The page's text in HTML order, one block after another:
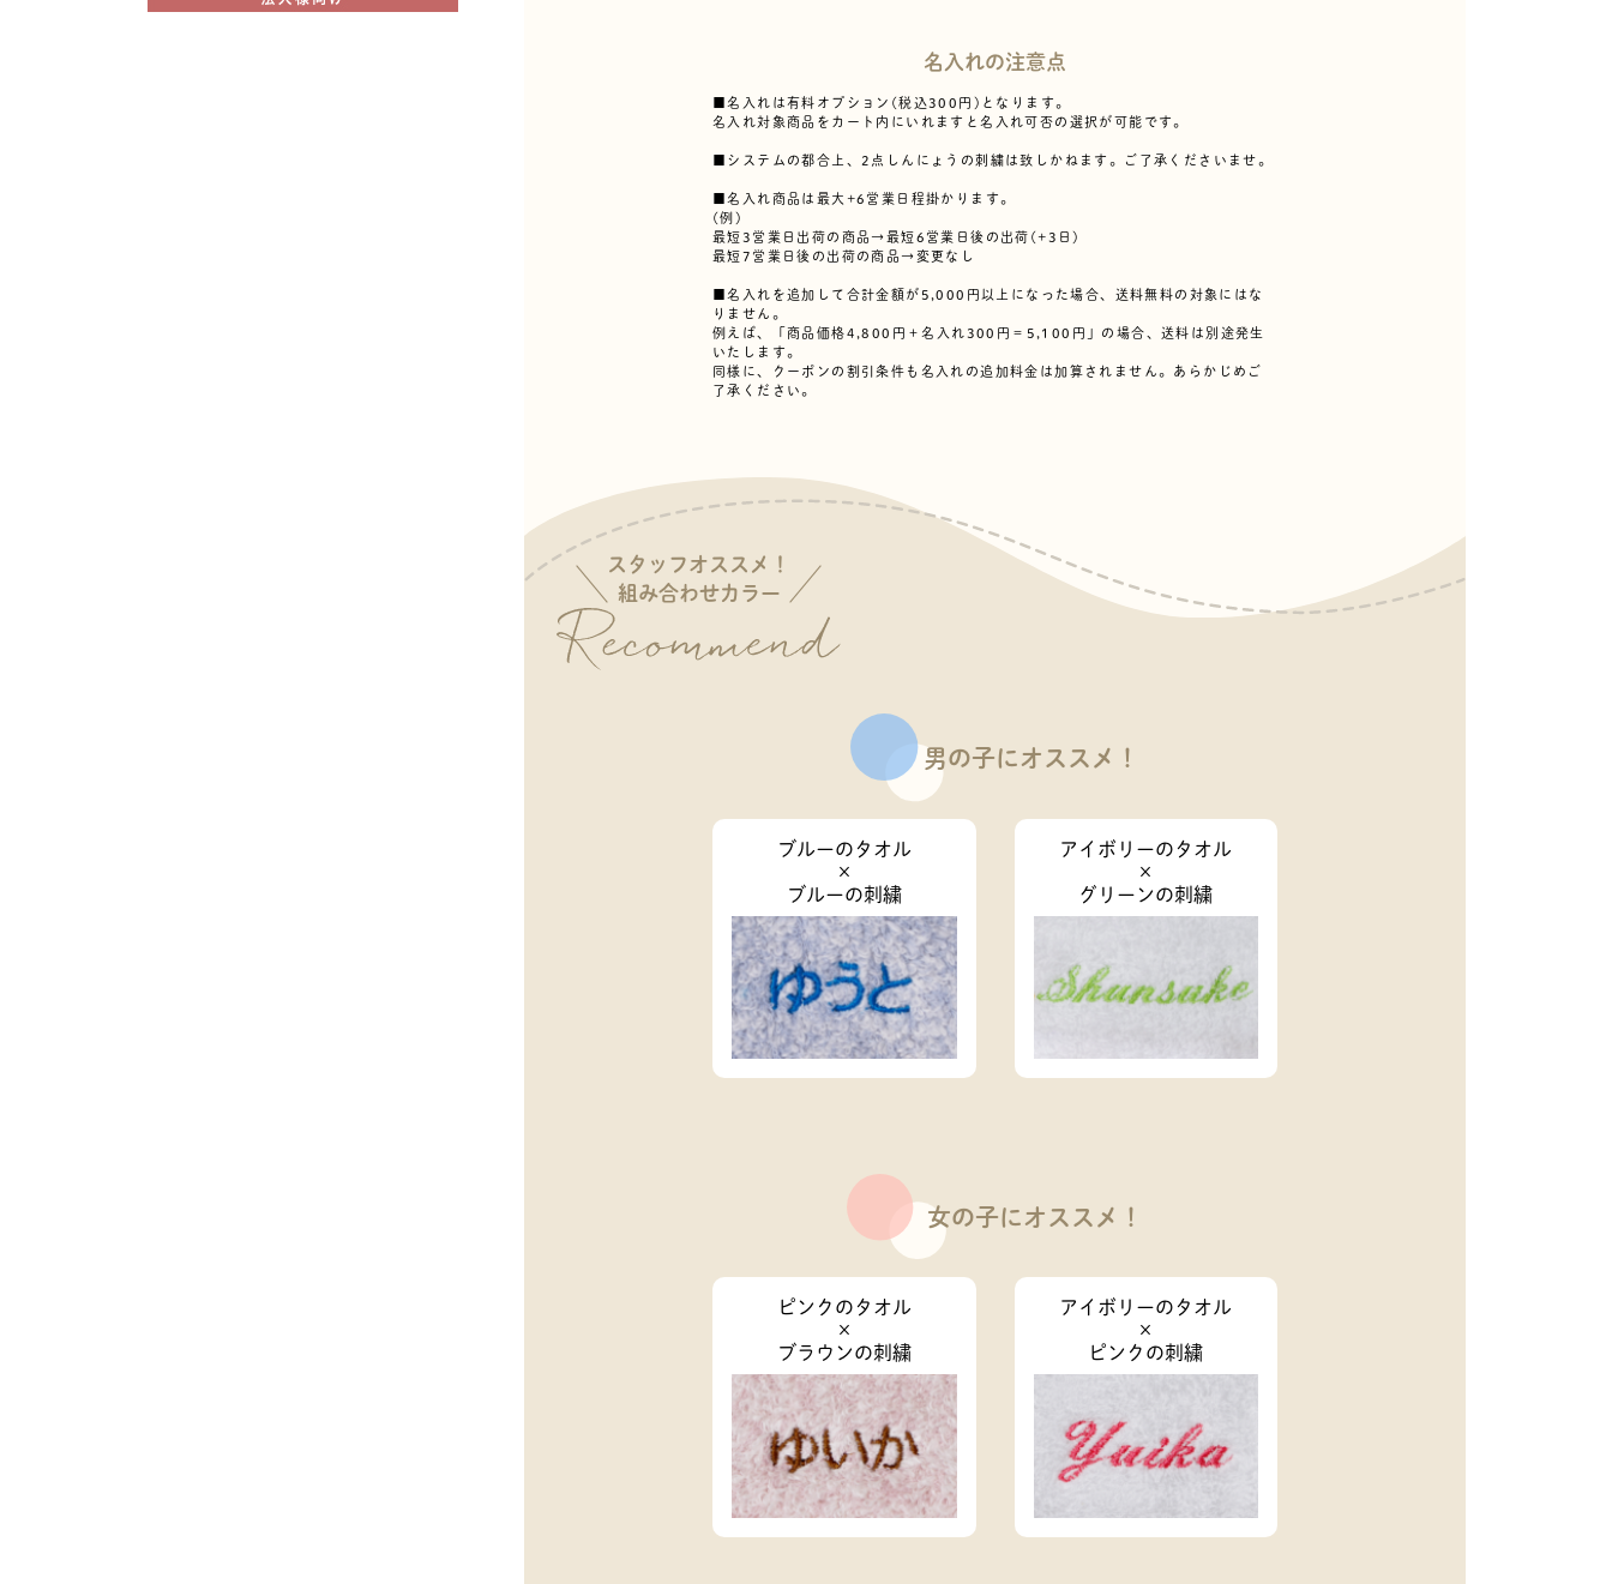
名入れの注意点
■名入れは有料オプション(税込300円)となります。
名入れ対象商品をカート内にいれますと名入れ可否の選択が可能です。
■システムの都合上、2点しんにょうの刺繍は致しかねます。ご了承くださいませ。
■名入れ商品は最大+6営業日程掛かります。
(例)
最短3営業日出荷の商品→最短6営業日後の出荷(+3日)
最短7営業日後の出荷の商品→変更なし
■名入れを追加して合計金額が5,000円以上になった場合、送料無料の対象にはな
りません。
例えば、「商品価格4,800円＋名入れ300円＝5,100円」の場合、送料は別途発生
いたします。
同様に、クーポンの割引条件も名入れの追加料金は加算されません。あらかじめご
了承ください。
スタッフオススメ！
組み合わせカラー
男の子にオススメ！
ブルーのタオル
×
ブルーの刺繍
アイボリーのタオル
×
グリーンの刺繍
女の子にオススメ！
ピンクのタオル
×
ブラウンの刺繍
アイボリーのタオル
×
ピンクの刺繍